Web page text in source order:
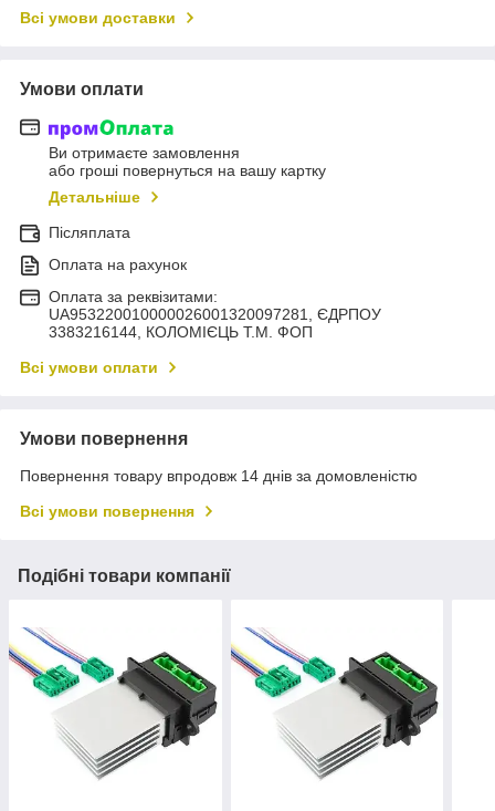
Всі умови доставки
Умови оплати
Ви отримаєте замовлення
або гроші повернуться на вашу картку
Детальніше
Післяплата
Оплата на рахунок
Оплата за реквізитами:
UA953220010000026001320097281, ЄДРПОУ
3383216144, КОЛОМIЄЦЬ Т.М. ФОП
Всі умови оплати
Умови повернення
Повернення товару впродовж 14 днів за домовленістю
Всі умови повернення
Подібні товари компанії